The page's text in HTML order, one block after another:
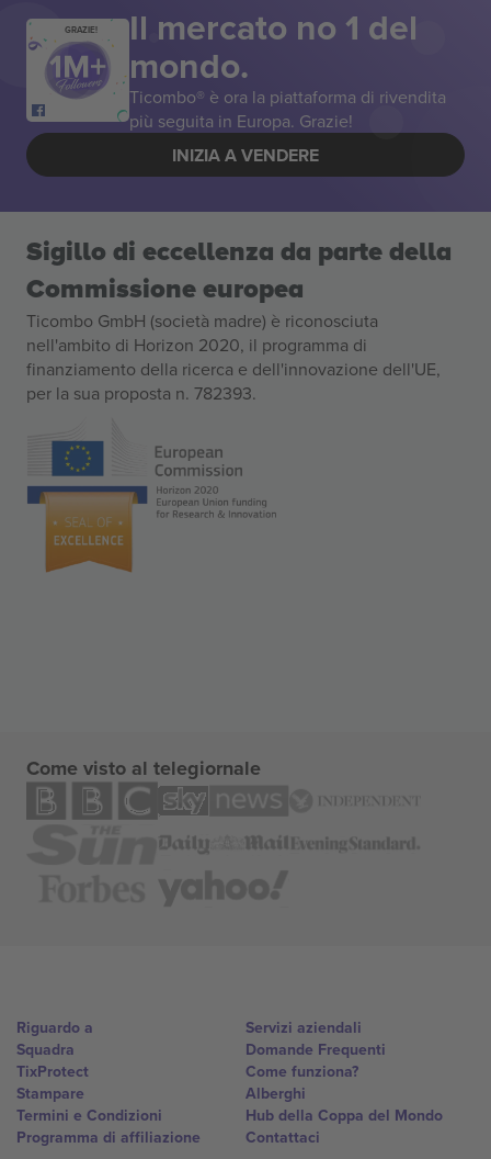
GRAZIE! Il mercato no 1 del
mondo.
Ticombo® è ora la piattaforma di rivendita
più seguita in Europa. Grazie!
INIZIA A VENDERE
Sigillo di eccellenza da parte della
Commissione europea
Ticombo GmbH (società madre) è riconosciuta
nell'ambito di Horizon 2020, il programma di
finanziamento della ricerca e dell'innovazione dell'UE,
per la sua proposta n. 782393.
Come visto al telegiornale
Riguardo a
Squadra
TixProtect
Stampare
Termini e Condizioni
Programma di affiliazione
Servizi aziendali
Domande Frequenti
Come funziona?
Alberghi
Hub della Coppa del Mondo
Contattaci